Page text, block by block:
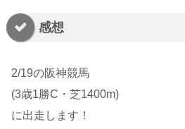
感想
2/19の阪神競馬
(3歳1勝C・芝1400m)
に出走します！